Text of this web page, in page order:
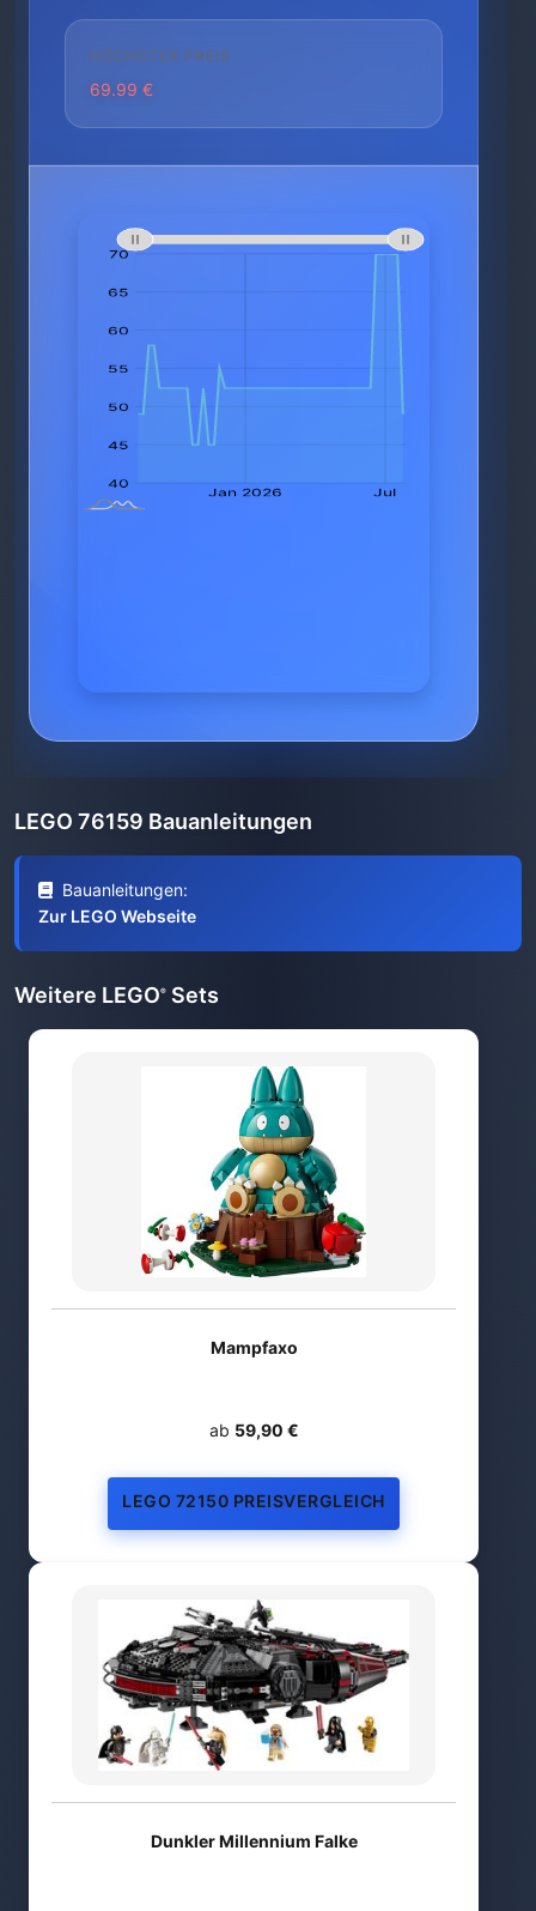
HÖCHSTER PREIS
69.99 €
LEGO 76159 Bauanleitungen
Bauanleitungen:
Zur LEGO Webseite
Weitere LEGO® Sets
Mampfaxo
ab 59,90 €
LEGO 72150 PREISVERGLEICH
Dunkler Millennium Falke